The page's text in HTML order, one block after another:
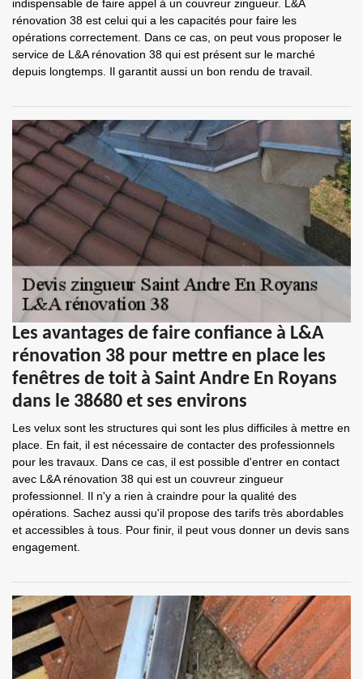
indispensable de faire appel à un couvreur zingueur. L&A
rénovation 38 est celui qui a les capacités pour faire les
opérations correctement. Dans ce cas, on peut vous proposer le
service de L&A rénovation 38 qui est présent sur le marché
depuis longtemps. Il garantit aussi un bon rendu de travail.
Les avantages de faire confiance à L&A
rénovation 38 pour mettre en place les
fenêtres de toit à Saint Andre En Royans
dans le 38680 et ses environs
Les velux sont les structures qui sont les plus difficiles à mettre en
place. En fait, il est nécessaire de contacter des professionnels
pour les travaux. Dans ce cas, il est possible d'entrer en contact
avec L&A rénovation 38 qui est un couvreur zingueur
professionnel. Il n'y a rien à craindre pour la qualité des
opérations. Sachez aussi qu'il propose des tarifs très abordables
et accessibles à tous. Pour finir, il peut vous donner un devis sans
engagement.